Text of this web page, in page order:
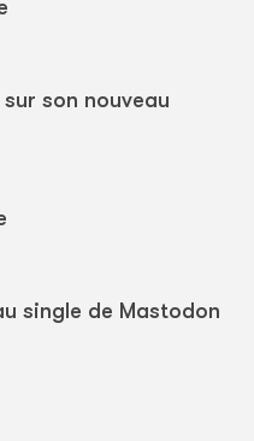
son nouveau
single de Mastodon